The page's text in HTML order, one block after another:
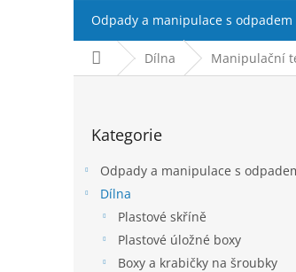
Odpady a manipulace s odpadem
Domů Dílna Manipulační
kategorie
Kategorie
Odpady a manipulace s
Dílna
Plastové skříně
Plastové úložné boxy
Boxy a krabičky na šroubky